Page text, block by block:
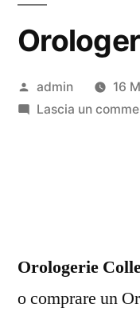
Pubblicato
da
admin
16
Lascia un
Orologerie
o comprare un